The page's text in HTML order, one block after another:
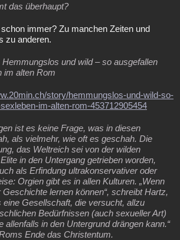
das überhaupt?
immer? Zu manchen Zeiten und
zu anderen.
und wild – so ausgefallen
im alten Rom
story/hemmungslos-und-wild-so-
im-alten-rom-453712905454
ist es keine Frage, was in diesen
als vielmehr, wie oft es geschah. Die
das Weltreich sei von der wilden
in den Untergang getrieben worden,
als Erfindung ultrakonservativer oder
Orgien gibt es in allen Kulturen. „Wenn
lernen können“, schreibt Hartz,
eine Gesellschaft, die versucht, allzu
Bedürfnissen (auch sexueller Art)
allenfalls in den Untergrund drängen kann.“
Ende das Christentum.